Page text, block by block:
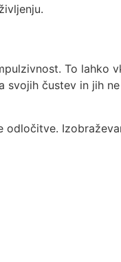
To lahko
svojih čustev in jih
odločitve.